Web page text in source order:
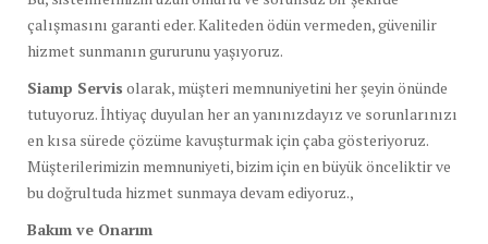
çalışmasını garanti eder. Kaliteden ödün vermeden, güvenilir
hizmet sunmanın gururunu yaşıyoruz.
Siamp Servis olarak, müşteri memnuniyetini her şeyin önünde
tutuyoruz. İhtiyaç duyulan her an yanınızdayız ve sorunlarınızı
en kısa sürede çözüme kavuşturmak için çaba gösteriyoruz.
Müşterilerimizin memnuniyeti, bizim için en büyük önceliktir ve
bu doğrultuda hizmet sunmaya devam ediyoruz.,
Bakım ve Onarım